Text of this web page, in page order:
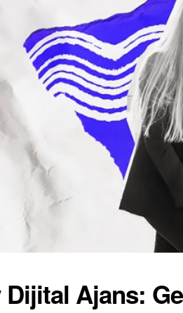
Dijital Ajans: